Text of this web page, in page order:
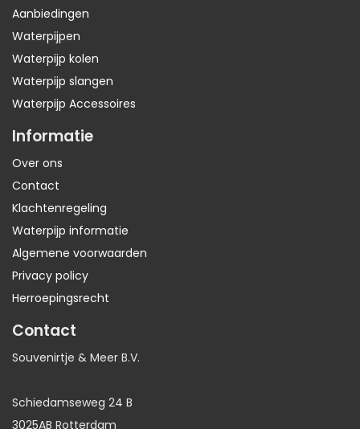
Aanbiedingen
Waterpijpen
Waterpijp kolen
Waterpijp slangen
Waterpijp Accessoires
Informatie
Over ons
Contact
Klachtenregeling
Waterpijp informatie
Algemene voorwaarden
Privacy policy
Herroepingsrecht
Contact
Souvenirtje & Meer B.V.
Schiedamseweg 24 B
3025AB Rotterdam